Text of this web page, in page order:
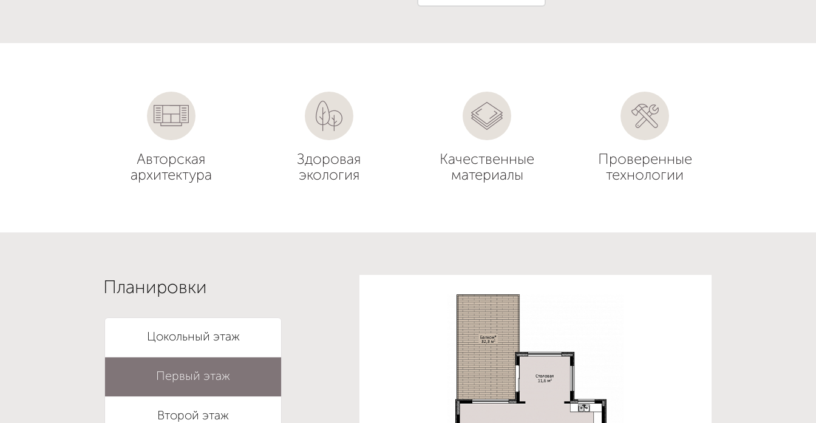
Авторская
архитектура
Здоровая
экология
Качественные
материалы
Проверенные
технологии
Планировки
Цокольный этаж
Первый этаж
Второй этаж